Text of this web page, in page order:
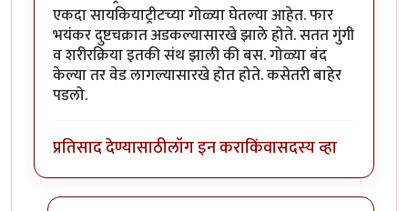
एकदा सायकियाट्रीटच्या गोळ्या घेतल्या आहेत. फार
भयंकर दुष्टचक्रात अडकल्यासारखे झाले होते. सतत गुंगी
व शरीरक्रिया इतकी संथ झाली की बस. गोळ्या बंद
केल्या तर वेड लागल्यासारखे होत होते. कसेतरी बाहेर
पडलो.
प्रतिसाद देण्यासाठीलॉग इन कराकिंवासदस्य व्हा